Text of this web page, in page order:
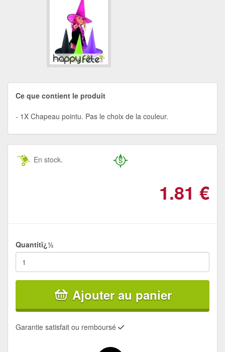
Ce que contient le produit
1X Chapeau pointu. Pas le choix de la couleur.
En stock.
1.81 €
Quantitï¿½
Ajouter au panier
Garantie satisfait ou remboursé